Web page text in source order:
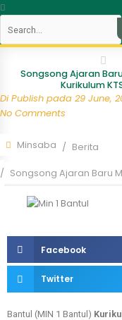
Skip
content
Songsong Ajaran
Kurikulum
Di Publish pada 29 June,
No Comments
Minsaba Berita
Songsong Ajaran Baru
Facebook
Twitter
Bantul (MIN 1 Bantul)